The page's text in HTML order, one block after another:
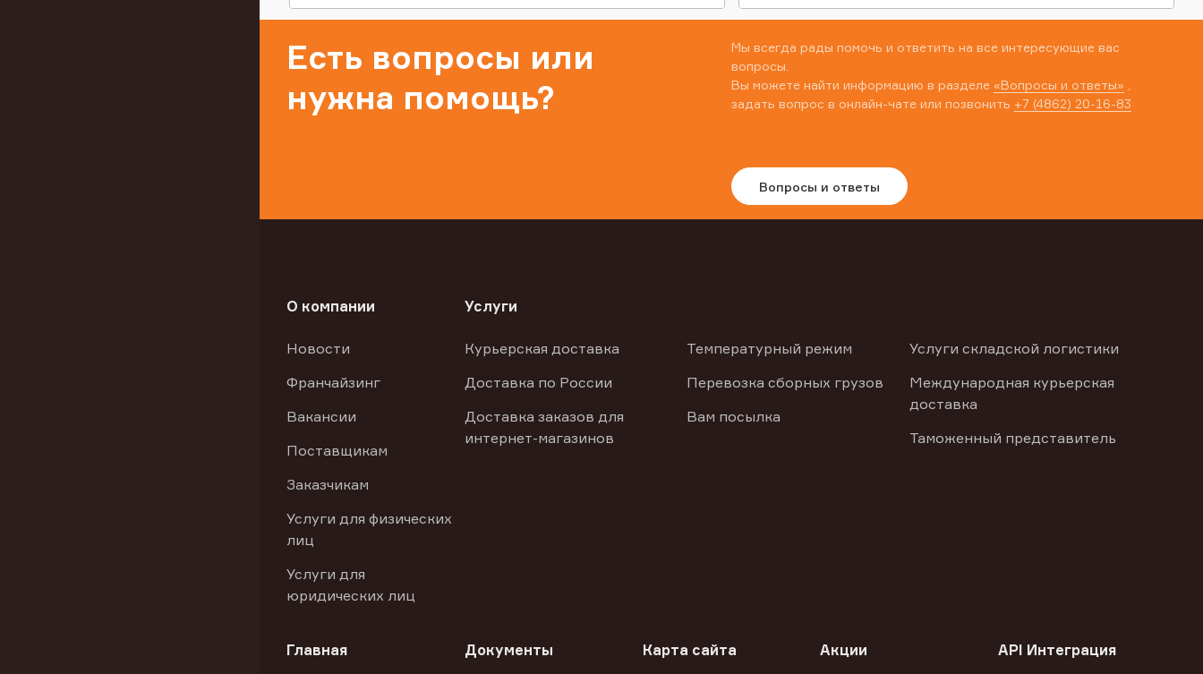
Есть вопросы или
нужна помощь?
Мы всегда рады помочь и ответить на все интересующие вас
вопросы.
Вы можете найти информацию в разделе «Вопросы и ответы»
задать вопрос в онлайн-чате или позвонить +7 (4862) 20-16-83
Вопросы и ответы
О компании
Новости
Франчайзинг
Вакансии
Поставщикам
Заказчикам
Услуги для физических
лиц
Услуги для
юридических лиц
Услуги
Курьерская доставка
Доставка по России
Доставка заказов для
интернет-магазинов
Температурный режим
Перевозка сборных грузов
Вам посылка
Услуги складской логистики
Международная курьерская
доставка
Таможенный представитель
Главная Документы Карта сайта Акции API Интеграция